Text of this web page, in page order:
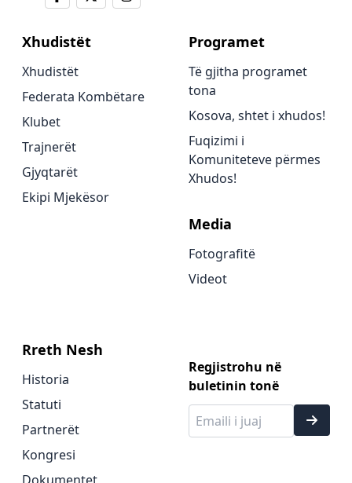
Xhudistët
Xhudistët
Federata Kombëtare
Klubet
Trajnerët
Gjyqtarët
Ekipi Mjekësor
Programet
Të gjitha programet
tona
Kosova, shtet i xhudos!
Fuqizimi i
Komuniteteve përmes
Xhudos!
Media
Fotografitë
Videot
Rreth Nesh
Historia
Statuti
Partnerët
Kongresi
Regjistrohu në
buletinin tonë